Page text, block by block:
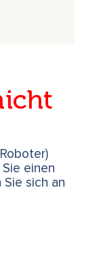
einen
sich an